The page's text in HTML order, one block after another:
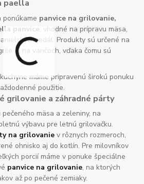
paella
ponúkame panvice na grilovanie,
panvice, vhodné na prípravu mäsa,
jedál. Produkty sú určené na
aj na varičoch, vďaka čomu sú
máme pripravenú širokú ponuku
použitie.
grilovanie a záhradné párty
mäsa a zeleniny, na
výbavu pre letnú grilovačku.
na grilovanie v rôznych rozmeroch,
ohnisko aj do kotlín. Pre milovníkov
porcií máme v ponuke špeciálne
panvice na grilovanie, na ktorých
až po pečené zemiaky.